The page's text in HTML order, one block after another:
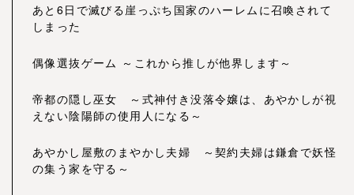
あと6日で滅びる崖っぷち国家のハーレムに召喚されて
しまった
偶像選抜ゲーム ～これから推しが他界します～
帝都の隠し巫女 ～式神付き没落令嬢は、あやかしが視
えない陰陽師の使用人になる～
あやかし屋敷のまやかし夫婦 ～契約夫婦は鎌倉で妖怪
の集う家を守る～